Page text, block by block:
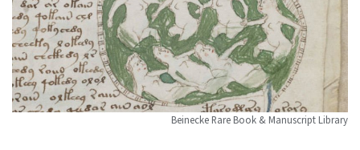
Beinecke Rare Book & Manuscript Library